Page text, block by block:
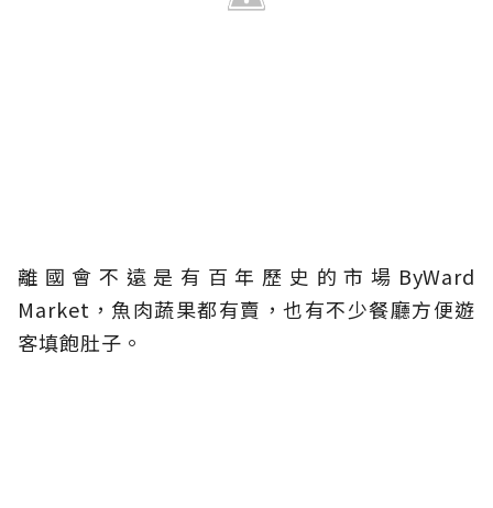
離國會不遠是有百年歷史的市場ByWard
Market，魚肉蔬果都有賣，也有不少餐廳方便遊
客填飽肚子。